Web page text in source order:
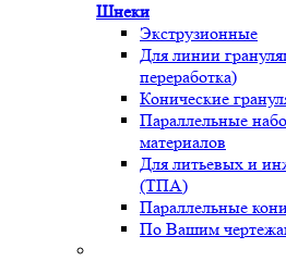
Шнеки
Экструзионные
Для линии
переработка)
Конические
Параллельные
материалов
Для литьевых и
(ТПА)
Параллельные
По Вашим